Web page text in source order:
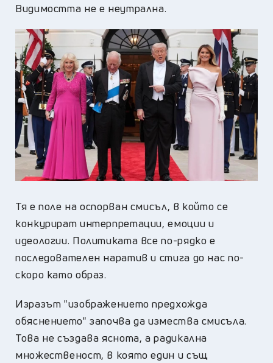
Видимостта не е неутрална.
Тя е поле на оспорван смисъл, в който се
конкурират интерпретации, емоции и
идеологии. Политиката все по-рядко е
последователен наратив и стига до нас по-
скоро като образ.
Изразът "изображението предхожда
обяснението" започва да измества смисъла.
Това не създава яснота, а радикална
множественост, в която един и същ